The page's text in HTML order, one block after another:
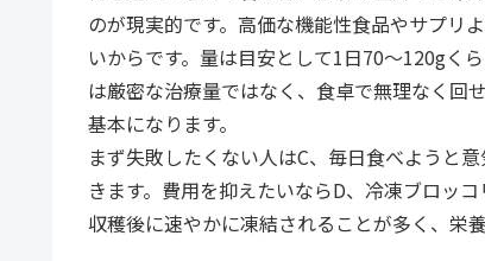
のが現実的です。高価な機能性食品やサプリ
いからです。量は目安として1日70〜120gく
は厳密な治療量ではなく、食卓で無理なく回
基本になります。
まず失敗したくない人はC、毎日食べようと
きます。費用を抑えたいならD、冷凍ブロッ
収穫後に速やかに凍結されることが多く、栄